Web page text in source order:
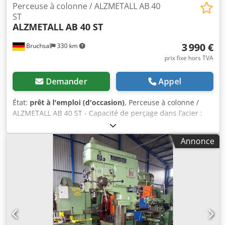
Bruchsal 330 km
Perceuse à colonne / ALZMETALL AB 40
ST
ALZMETALLAB 40 ST
3 990 €
prix fixe hors TVA
Demander Appel
État: prêt à l'emploi (d'occasion), Perceuse à colonne /
ALZMETALL AB 40 ST - Capacité de perçage dans l’acier :
environ 50 mm - Taraudage maximal : M30 - Porte-outil :
MK 4 - Course de la broche : environ 160 mm - Avance
automatique : 0,1-0,2-0,3-0,4 mm/tour - Portée : environ
300 mm - Variation continue de la vitesse (variateur) - Sens
de rotation : droite/gauche - Table de travail à réglage en
hauteur à l’aide d’une manivelle - Dimensions de la table
de travail : environ 740 x 460 mm - Puissance du moteur :
environ 3 kW Dimensions : L x l x H : 1,2 x 0,8 x 2,2 mètres /
Poids : environ 1200 kg Sous réserve d’erreurs et
d’omissions. Crodpfszm Tb Eex Agdef
Annonce